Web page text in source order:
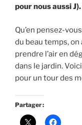
pour nous aussi
Qu’en pensez-
du beau temps,
prendre l’air en
dans le jardin.
pour un tour des
Partager :